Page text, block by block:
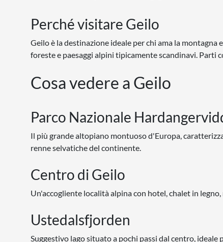
Perché visitare Geilo
Geilo è la destinazione ideale per chi ama la
foreste e paesaggi alpini tipicamente scandinavi. Parti
Cosa vedere a Geilo
Parco Nazionale
Il più grande altopiano montuoso d'Europa,
renne selvatiche del continente.
Centro di Geilo
Un'accogliente località alpina con hotel, chalet in
Ustedalsfjorden
Suggestivo lago situato a pochi passi dal centro,